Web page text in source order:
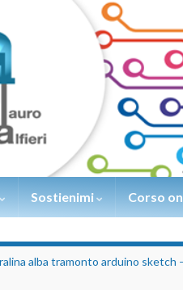
Sostienimi Corso
alba tramonto arduino sketch